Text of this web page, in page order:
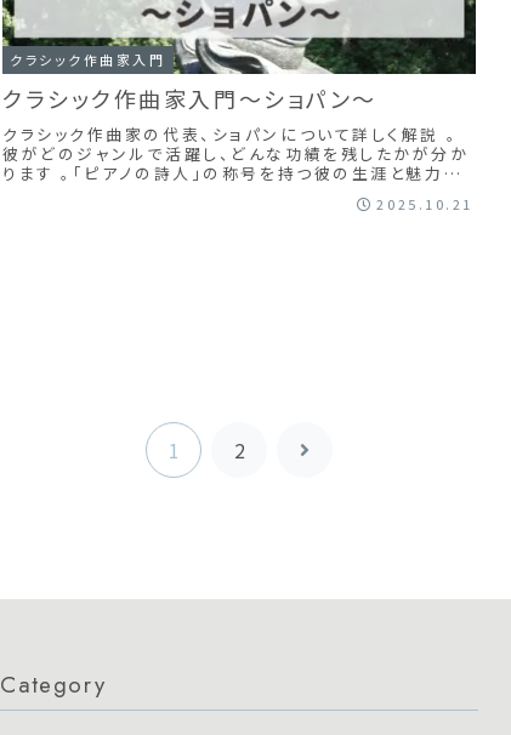
クラシック作曲家入門
クラシック作曲家入門～ショパン～
クラシック作曲家の代表、ショパンについて詳しく解説 。
彼がどのジャンルで活躍し、どんな功績を残したかが分か
ります 。「ピアノの詩人」の称号を持つ彼の生涯と魅力を
2025.10.21
1 2
次
Category